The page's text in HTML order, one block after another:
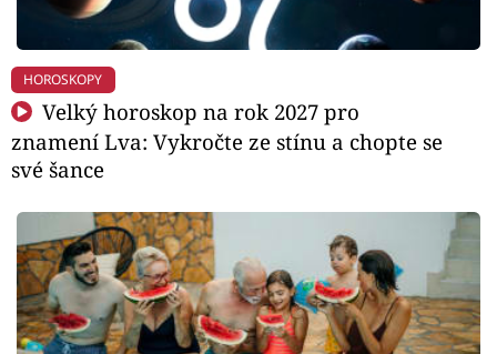
HOROSKOPY
Velký horoskop na rok 2027 pro
znamení Lva: Vykročte ze stínu a chopte se
své šance